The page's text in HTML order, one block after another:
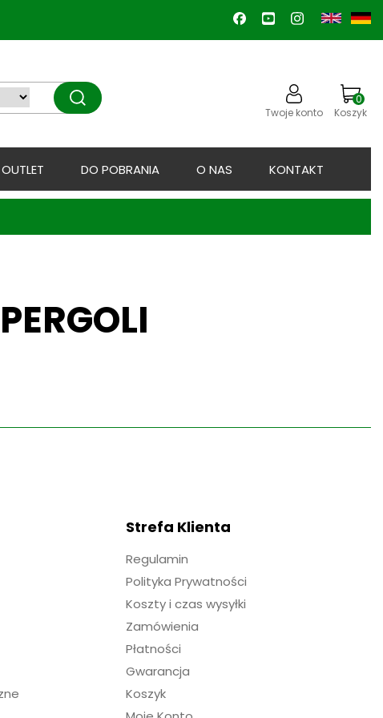
Twoje konto
0
Koszyk
DO POBRANIA O NAS KONTAKT
Strefa Klienta
Regulamin
Polityka Prywatności
Koszty i czas wysyłki
Zamówienia
Płatności
Gwarancja
Koszyk